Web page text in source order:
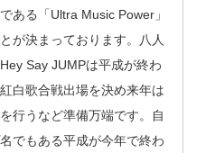
ある「Ultra Music Power」
が決まっております。八人
Say JUMPは平成が終わ
白歌合戦出場を決め来年は
行うなど準備万端です。自
でもある平成が今年で終わ